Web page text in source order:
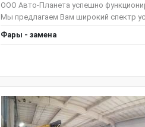
ООО Авто-Планета успешно
Мы предлагаем Вам широкий спектр
Фары - замена